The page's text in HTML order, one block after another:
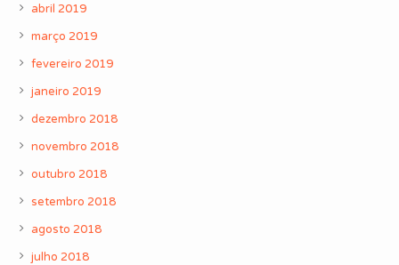
abril 2019
março 2019
fevereiro 2019
janeiro 2019
dezembro 2018
novembro 2018
outubro 2018
setembro 2018
agosto 2018
julho 2018